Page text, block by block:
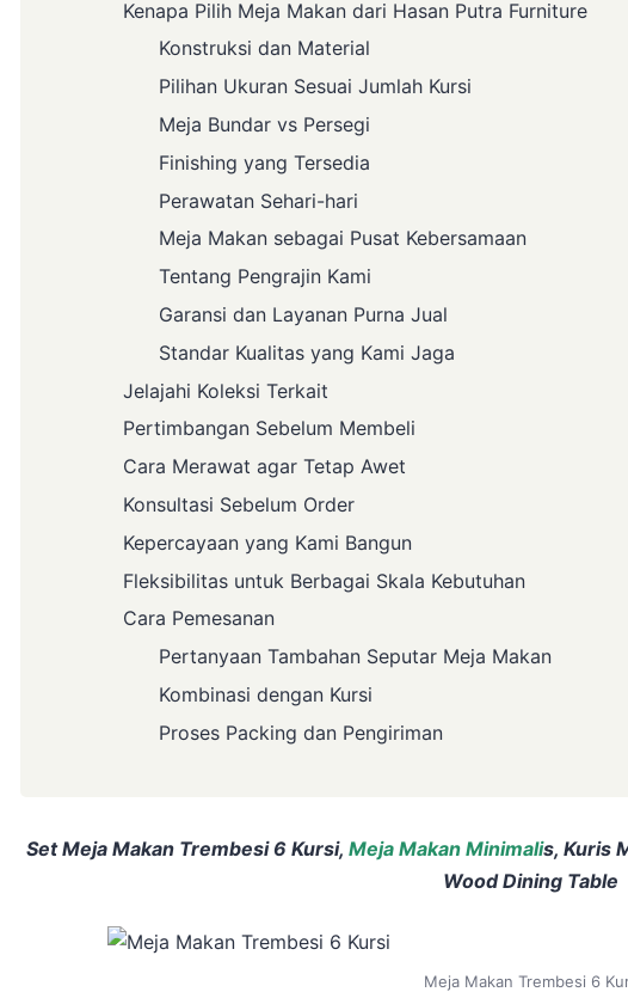
Kenapa Pilih Meja Makan dari Hasan Putra Furniture
Konstruksi dan Material
Pilihan Ukuran Sesuai Jumlah Kursi
Meja Bundar vs Persegi
Finishing yang Tersedia
Perawatan Sehari-hari
Meja Makan sebagai Pusat Kebersamaan
Tentang Pengrajin Kami
Garansi dan Layanan Purna Jual
Standar Kualitas yang Kami Jaga
Jelajahi Koleksi Terkait
Pertimbangan Sebelum Membeli
Cara Merawat agar Tetap Awet
Konsultasi Sebelum Order
Kepercayaan yang Kami Bangun
Fleksibilitas untuk Berbagai Skala Kebutuhan
Cara Pemesanan
Pertanyaan Tambahan Seputar Meja Makan
Kombinasi dengan Kursi
Proses Packing dan Pengiriman
Set Meja Makan Trembesi 6 Kursi, Meja Makan Minimalis, Kuris
Wood Dining Table
Meja Makan Trembesi 6